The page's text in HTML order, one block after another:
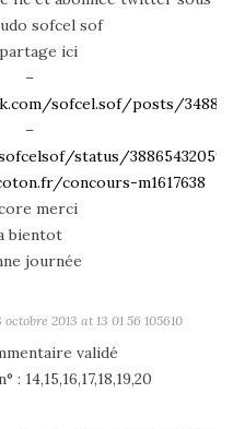
sofcel sof
ici
–
sofcel.sof/posts/
–
status/
concours-m1617638
merci
bientot
journée
octobre 2013 at 13 01 56 105610
validé
: 14,15,16,17,18,19,20